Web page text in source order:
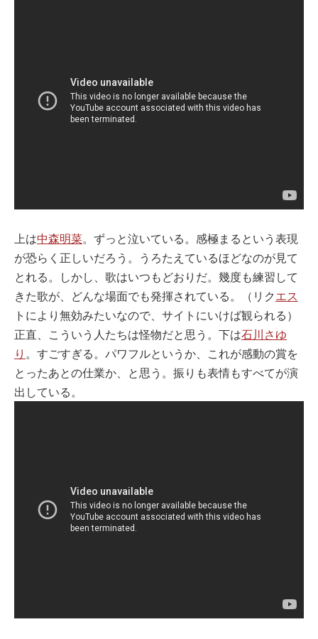
上は中森明菜。ずっと泣いている。感極まるという表現
が恐らく正しいだろう。うろたえているほどなのが見て
とれる。しかし、歌はいつもどおりだ。幾度も練習して
きた歌が、どんな場面でも発揮されている。（リクエス
トにより無効みたいなので、サイトにいけば観られる）
正直、こういう人たちは怪物だと思う。下は石川さゆ
り 。すごすぎる。パワフルというか、これが感動の賞を
とったあとの仕業か、と思う。振りも表情もすべてが演
出している。